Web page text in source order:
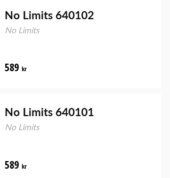
No Limits 640102
No Limits
589 kr
No Limits 640101
No Limits
589 kr